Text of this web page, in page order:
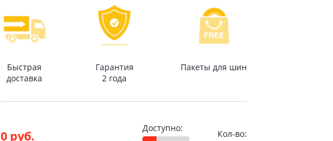
Быстрая
доставка
Гарантия
2 года
Пакеты для шин
0 руб.
Доступно:
Кол-во: